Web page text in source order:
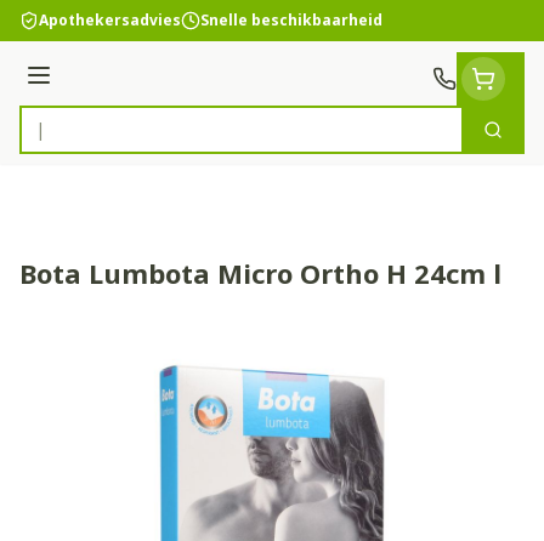
Ga naar de inhoud
Apothekersadvies Snelle beschikbaarheid
Menu
Product, merk, categorie...
Zoek
Bota Lumbota Micro Ortho H 24cm l